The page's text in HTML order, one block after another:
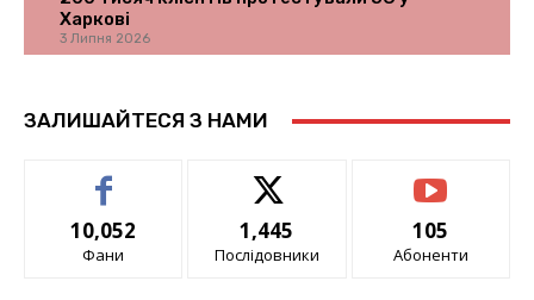
Харкові
3 Липня 2026
ЗАЛИШАЙТЕСЯ З НАМИ
10,052
Фани
1,445
Послідовники
105
Абоненти